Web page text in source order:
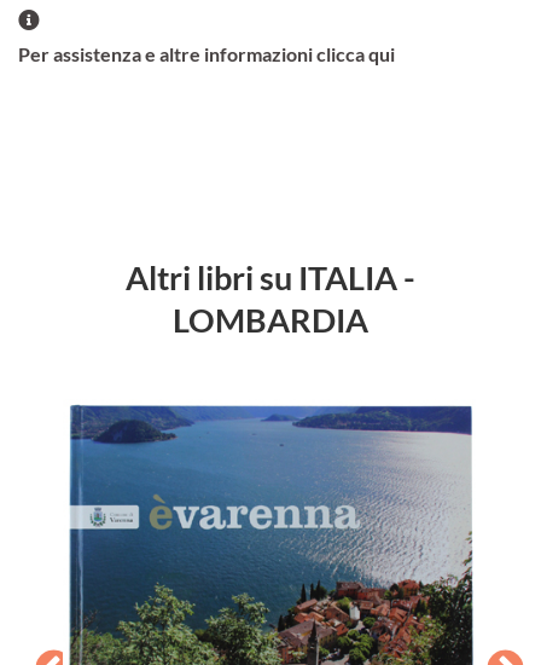
Per assistenza e altre informazioni clicca qui
Altri libri su ITALIA -
LOMBARDIA